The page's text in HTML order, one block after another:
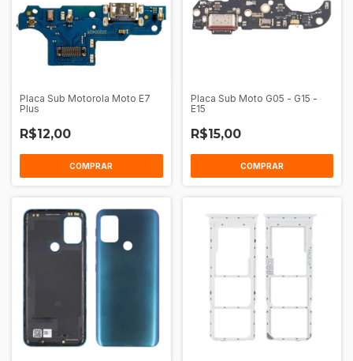
Placa Sub Motorola Moto E7
Plus
R$12,00
Placa Sub Moto G05 - G15 -
E15
R$15,00